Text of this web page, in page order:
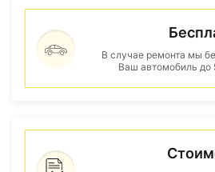
В случае ремонта мы
Ваш автомобиль